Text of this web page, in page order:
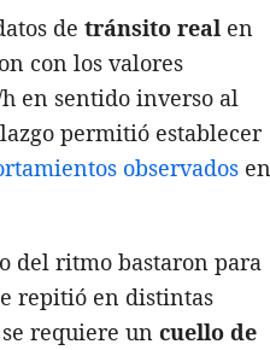
de tránsito real en
con los valores
en sentido inverso al
permitió establecer
observados en
del ritmo bastaron para
repitió en distintas
requiere un cuello de